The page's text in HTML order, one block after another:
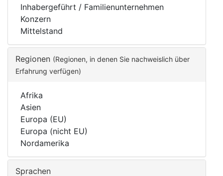
Inhabergeführt / Familienunternehmen
Konzern
Mittelstand
Regionen (Regionen, in denen Sie nachweislich über
Erfahrung verfügen)
Afrika
Asien
Europa (EU)
Europa (nicht EU)
Nordamerika
Sprachen